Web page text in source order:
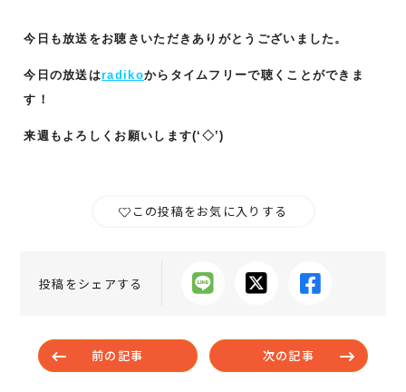
今日も放送をお聴きいただきありがとうございました。
今日の放送はradikoからタイムフリーで聴くことができま
す！
来週もよろしくお願いします(‘◇’)ゞ
この投稿をお気に入りする
投稿をシェアする
前の記事 次の記事